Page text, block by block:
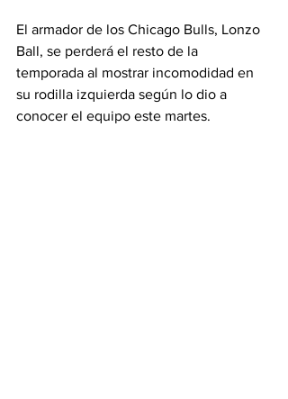
El armador de los Chicago Bulls, Lonzo
Ball, se perderá el resto de la
temporada al mostrar incomodidad en
su rodilla izquierda según lo dio a
conocer el equipo este martes.